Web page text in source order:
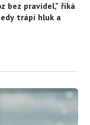
bez pravidel,” říká
trápí hluk a